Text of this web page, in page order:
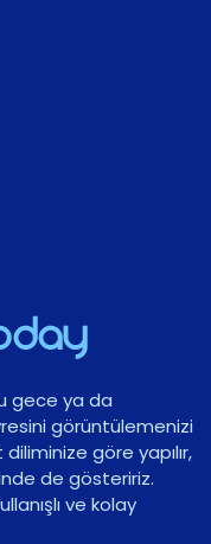
gece ya da
görüntülemenizi
göre yapılır,
de gösteririz.
ve kolay